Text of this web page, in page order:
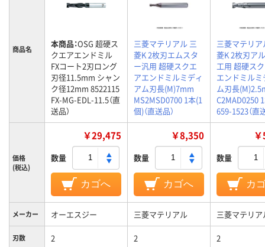
商品名 本商品：OSG 超硬ス
クエアエンドミル
FXコート2刃ロング
刃径11.5mm シャン
ク径12mm 8522115
FX-MG-EDL-11.5（直
送品）
三菱マテリアル 三
菱K 2枚刃エムスタ
ー汎用 超硬スクエ
アエンドミルミディ
アム刃長(M)7mm
MS2MSD0700 1本(1
個)（直送品）
三菱マテリア
菱K 2枚刃ア
工用 超硬ス
エンドミル
ム刃長
C2MAD0250
659-1523（直
価格
(税込)
￥29,475
数量
カゴへ
￥8,350
数量
カゴへ
数量
カ
メーカー オーエスジー 三菱マテリアル 三菱マテリア
刃数 2 2 2